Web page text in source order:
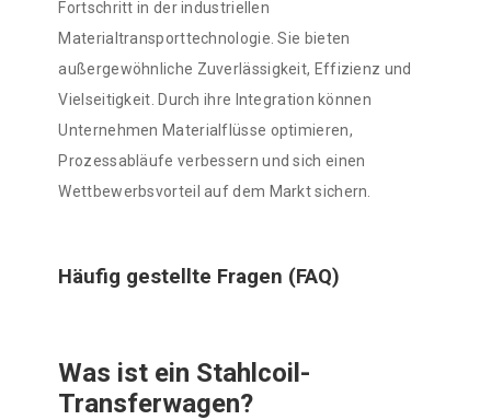
Fortschritt in der industriellen
Materialtransporttechnologie. Sie bieten
außergewöhnliche Zuverlässigkeit, Effizienz und
Vielseitigkeit. Durch ihre Integration können
Unternehmen Materialflüsse optimieren,
Prozessabläufe verbessern und sich einen
Wettbewerbsvorteil auf dem Markt sichern.
Häufig gestellte Fragen (FAQ)
Was ist ein Stahlcoil-
Transferwagen?